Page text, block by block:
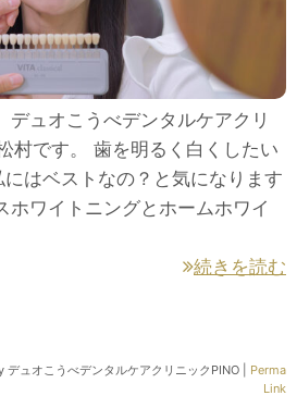
デュオこうべデンタルケアクリ
村です。 歯を明るく白くしたい
はベストなの？と気になります
ホワイトニングとホームホワイ
続きを読む
デュオこうべデンタルケアクリニックPINO
Perma
Link